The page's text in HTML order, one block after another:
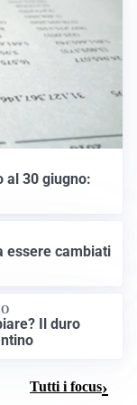
al 30 giugno:
essere cambiati
Il duro
Tutti i focus